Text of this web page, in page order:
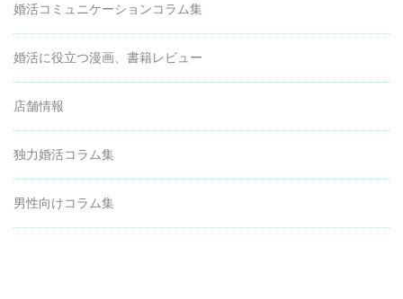
婚活コミュニケーションコラム集
婚活に役立つ漫画、書籍レビュー
店舗情報
独力婚活コラム集
男性向けコラム集